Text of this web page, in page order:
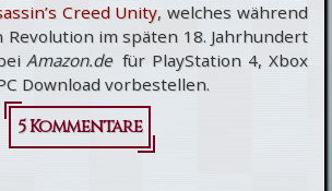
Creed Unity, welches während
Revolution im späten 18. Jahrhundert
Amazon.de für PlayStation 4, Xbox
Download vorbestellen.
Assassin’s
5 Kommentare